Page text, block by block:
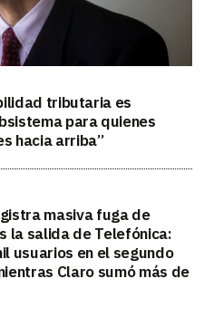
tributaria es
para quienes
hacia arriba”
masiva fuga de
la salida de Telefónica:
usuarios en el segundo
Claro sumó más de